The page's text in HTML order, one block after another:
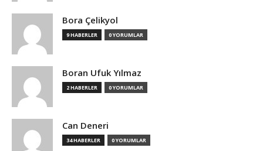
Bora Çelikyol
9 HABERLER 0 YORUMLAR
Boran Ufuk Yılmaz
2 HABERLER 0 YORUMLAR
Can Deneri
34 HABERLER 0 YORUMLAR